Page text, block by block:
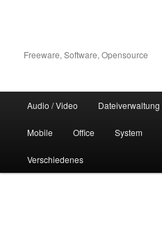
Freeware, Software, Opensource
Audio / Video Dateiverwaltung
Mobile Office System
Verschiedenes